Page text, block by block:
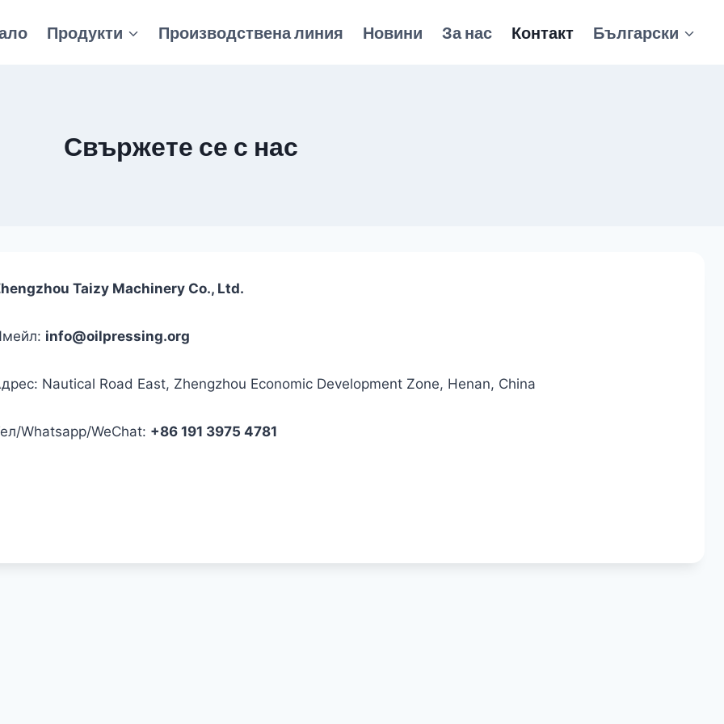
Продукти Производствена линия Новини За нас Контакт Български
Свържете се с нас
Taizy Machinery Co., Ltd.
info@oilpressing.org
Nautical Road East, Zhengzhou Economic Development Zone, Henan, China
Whatsapp/WeChat: +86 191 3975 4781